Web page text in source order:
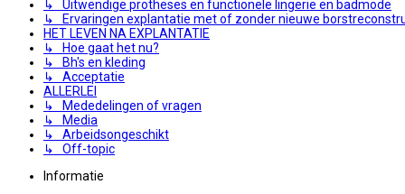
↳ Uitwendige protheses en functionele lingerie en badmode
↳ Ervaringen explantatie met of zonder nieuwe
HET LEVEN NA EXPLANTATIE
↳ Hoe gaat het nu?
↳ Bh's en kleding
↳ Acceptatie
ALLERLEI
↳ Mededelingen of vragen
↳ Media
↳ Arbeidsongeschikt
↳ Off-topic
Informatie